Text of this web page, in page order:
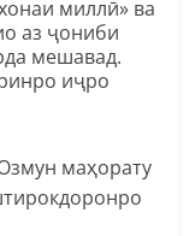
миллӣ» ва
аз ҷониби
мешавад.
иҷро
маҳорату